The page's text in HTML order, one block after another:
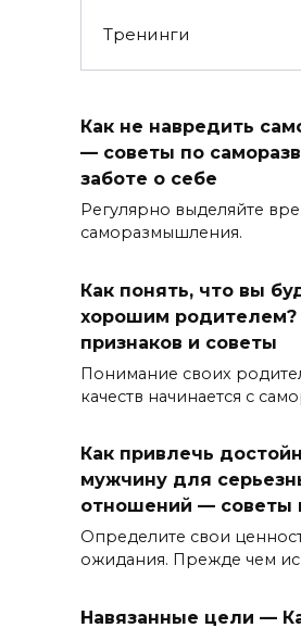
Тренинги
Как не навредить
— советы по
заботе о себе
Регулярно выделяйте
саморазмышления.
Как понять, что вы
хорошим родителем?
признаков и советы
Понимание своих
качеств начинается с
Как привлечь
мужчину для
отношений — советы
Определите свои
ожидания. Прежде чем
Навязанные цели —